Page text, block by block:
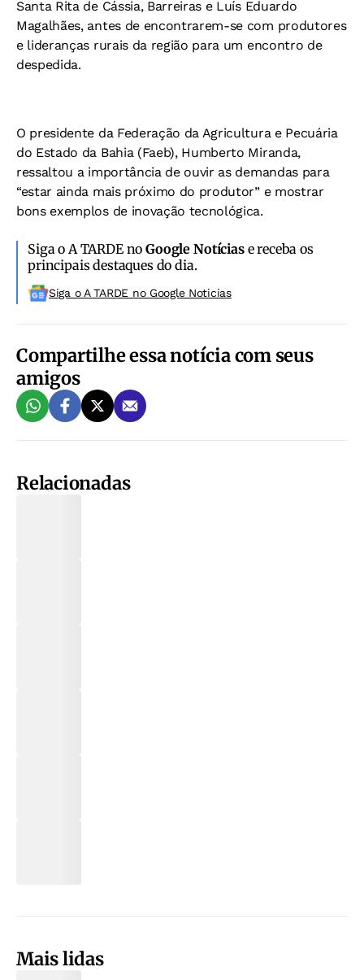
Santa Rita de Cássia, Barreiras e Luís Eduardo
Magalhães, antes de encontrarem-se com produtores
e lideranças rurais da região para um encontro de
despedida.
O presidente da Federação da Agricultura e Pecuária
do Estado da Bahia (Faeb), Humberto Miranda,
ressaltou a importância de ouvir as demandas para
“estar ainda mais próximo do produtor” e mostrar
bons exemplos de inovação tecnológica.
Siga o A TARDE noGoogle Notíciase receba os
principais destaques do dia.
Siga o A TARDE no Google Noticias
Compartilhe essa notícia com seus
amigos
Relacionadas
Mais lidas